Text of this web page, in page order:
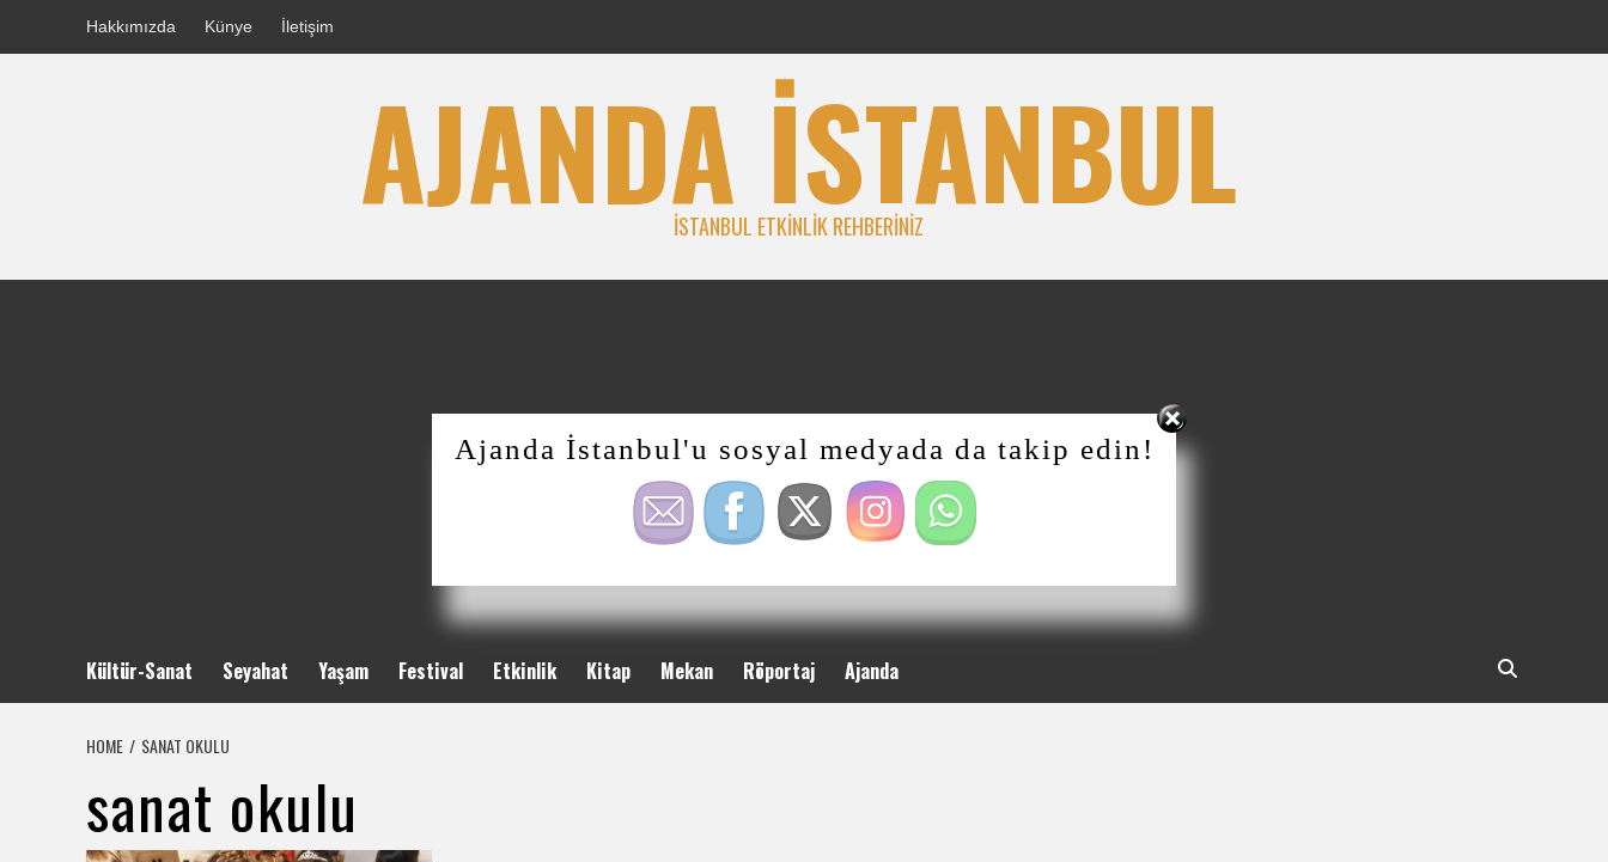
to
Hakkımızda Künye İletişim
AJANDA İSTANBUL
İSTANBUL ETKINLIK REHBERINIZ
Kültür-Sanat Seyahat Yaşam Festival Etkinlik Kitap Mekan Röportaj Ajanda
HOME SANAT OKULU
sanat okulu
Ajanda İstanbul'u sosyal medyada da takip edin!